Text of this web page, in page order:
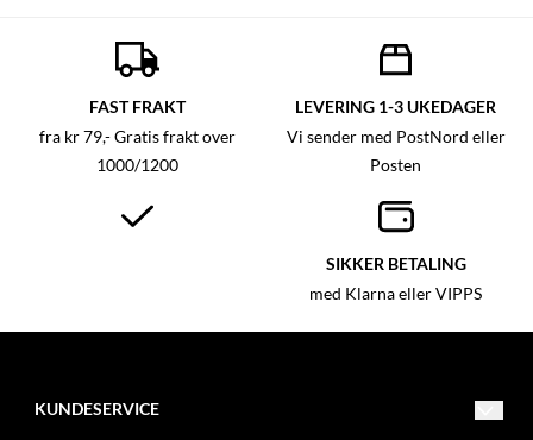
FAST FRAKT
fra kr 79,- Gratis frakt over
1000/1200
LEVERING 1-3 UKEDAGER
Vi sender med PostNord eller
Posten
SIKKER BETALING
med Klarna eller VIPPS
KUNDESERVICE